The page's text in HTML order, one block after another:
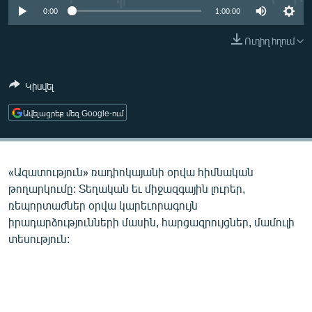
ՄԻՋԱԶԳԱՅԻՆ
ՄԵԿՆԱԲԱՆՈՒԹՅՈՒՆ
ՏՏ ԵՒ ԻՆՏԵՐՆԵՏ
ԿՈՐՈՆԱՎԻՐՈՒՍ
ՏԵՍԱՆՅՈՒԹԵՐ
ԲԱՆԱՎԵՃ
ՁԳՏԵԼՈՎ ԼԱՎԱԳՈՒՅՆԻՆ
0:00 1:00:00
Ուղիղ հղում
Կիսվել
Ավելացրեք մեզ Google-ում
«Ազատություն» ռադիոկայանի օրվա հիմնական
թողարկումը: Տեղական եւ միջազգային լուրեր,
ռեպորտաժներ օրվա կարեւորագույն
իրադարձությունների մասին, հարցազրույցներ, մամուլի
տեսություն: